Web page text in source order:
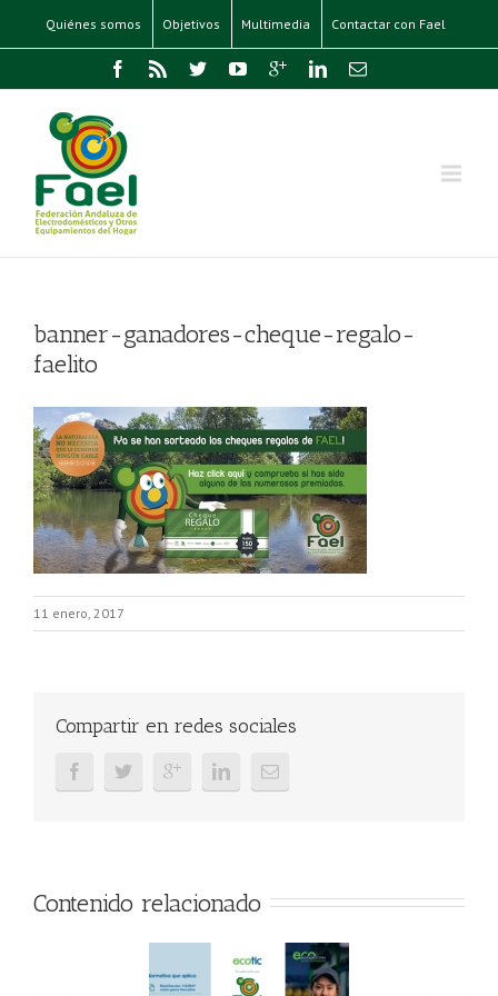
Quiénes somos Objetivos Multimedia Contactar con Fael
banner-ganadores-cheque-regalo-
faelito
11 enero, 2017
Compartir en redes sociales
Contenido relacionado